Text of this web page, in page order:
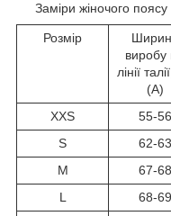
Заміри жіночого
Розмір
виробу
лінії
(А)
XXS 55-56
S
62-63
M
67-68
L
68-69